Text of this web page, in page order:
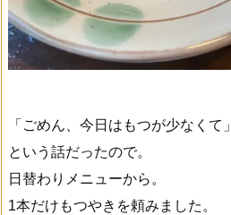
「ごめん、今日はもつが少なくて」
という話だったので。
日替わりメニューから。
1本だけもつやきを頼みました。